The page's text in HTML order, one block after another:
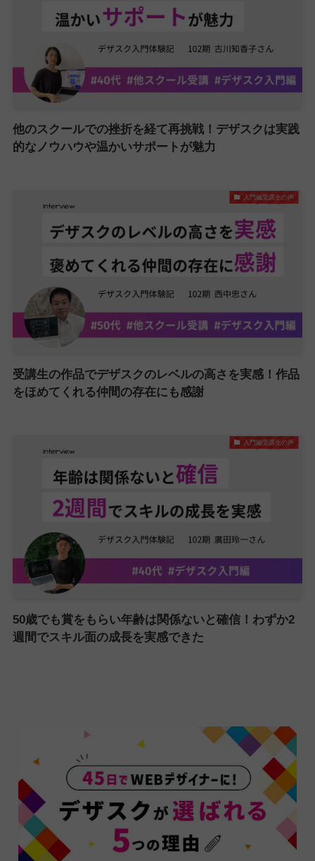
他のスクールでの挫折を経て再挑戦！デザスクは実践
的なノウハウや温かいサポートが魅力
入門編受講生の声
受講生の作品でデザスクのレベルの高さを実感！作品
をほめてくれる仲間の存在にも感謝
入門編受講生の声
50歳でも賞をもらい年齢は関係ないと確信！わずか2
週間でスキル面の成長を実感できた